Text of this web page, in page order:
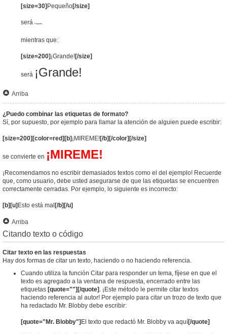
[size=30] Pequeño[/size]
será Pequeño
mientras que:
[size=200] ¡Grande![/size]
será ¡Grande!
Arriba
¿Puedo combinar las etiquetas de formato?
Sí, por supuesto, por ejemplo para llamar la atención de alguien puede escribir:
[size=200][color=red][b]¡MIREME![/b][/color][/size]
se convierte en ¡MIREME!
¡Recomendamos no escribir demasiados textos como el del ejemplo! Recuerde
que, como usuario, debe usted asegurarse de que las etiquetas se encuentren
correctamente cerradas. Por ejemplo, lo siguiente es incorrecto:
[b][u]Esto está mal[/b][/u]
Arriba
Citando texto o código
Citar texto en las respuestas
Hay dos formas de citar un texto, haciendo o no haciendo referencia.
Cuando utiliza la función Citar para responder un tema, fíjese en que el
texto es agregado a la ventana de respuesta, encerrado entre las
etiquetas [quote=""][/quote] . ¡Este método le permite citar textos
haciendo referencia al autor! Por ejemplo para citar un trozo de texto que
ha redactado Mr. Blobby debe escribir:
[quote="Mr. Blobby"] El texto que redactó Mr. Blobby va aquí[/quote]